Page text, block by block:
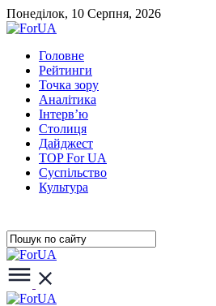
Понеділок, 10 Серпня, 2026
Головне
Рейтинги
Точка зору
Аналітика
Інтерв’ю
Столиця
Дайджест
TOP For UA
Суспiльство
Культура